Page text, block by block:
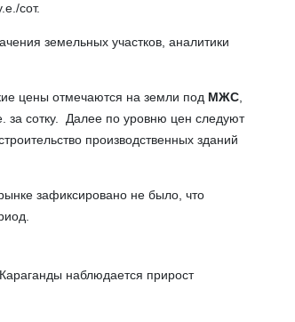
сот.
земельных участков, аналитики
цены отмечаются на земли под МЖС
за сотку. Далее по уровню цен следуют
производственных зданий
зафиксировано не было, что
наблюдается прирост